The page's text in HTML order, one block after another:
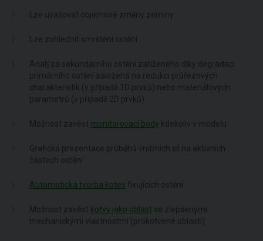
Lze uvažovat objemové změny zeminy
Lze zohlednit smrštění ostění
Analýza sekundárního ostění zatíženého díky degradaci
primárního ostění založená na redukci průřezových
charakteristik (v případě 1D prvků) nebo materiálových
parametrů (v případě 2D prvků)
Možnost zavést monitorovací body kdekoliv v modelu
Grafická prezentace průběhů vnitřních sil na aktivních
částech ostění
Automatická tvorba kotev fixujících ostění
Možnost zavést kotvy jako oblast se zlepšenými
mechanickými vlastnostmi (prokotvené oblasti)